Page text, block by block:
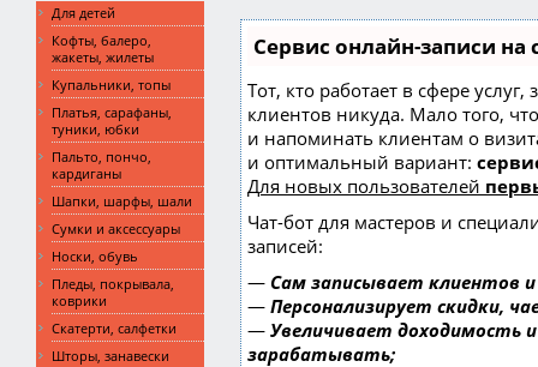
Для детей
Кофты, балеро,
жакеты, жилеты
Купальники, топы
Платья, сарафаны,
туники, юбки
Пальто, пончо,
кардиганы
Шапки, шарфы, шали
Сумки и аксессуары
Носки, обувь
Пледы, покрывала,
коврики
Скатерти, салфетки
Шторы, занавески
Сервис онлайн-записи на
Тот, кто работает в сфере
клиентов никуда. Мало того,
и напоминать клиентам о
и оптимальный вариант:
Для новых пользователей
Чат-бот для мастеров и
записей:
— Сам записывает клиентов
— Персонализирует скидки,
— Увеличивает доходимость
зарабатывать;